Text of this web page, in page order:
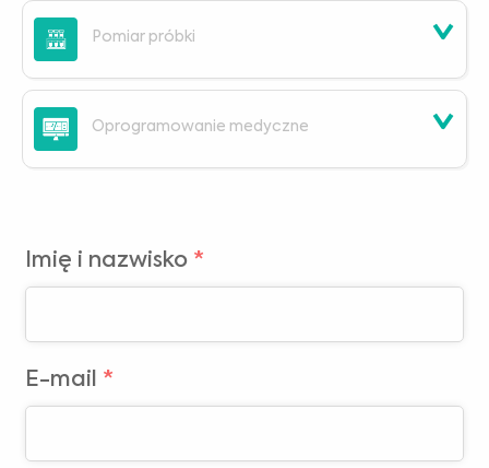
które może zawierać ta strona lub wszelkie powiązane treści.
Pomiar próbki
Oprogramowanie medyczne
Imię i nazwisko *
E-mail *